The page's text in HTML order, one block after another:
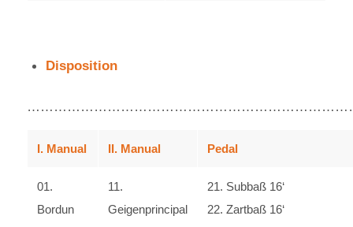
Disposition
I. Manual II. Manual Pedal
01.
Bordun
11.
Geigenprincipal
21. Subbaß 16‘
22. Zartbaß 16‘